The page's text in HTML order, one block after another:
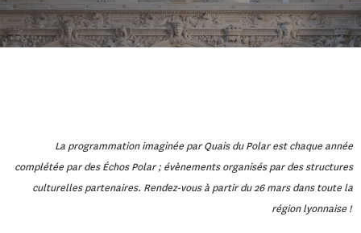
La programmation imaginée par Quais du Polar est chaque année
complétée par des Échos Polar ; évènements organisés par des structures
culturelles partenaires. Rendez-vous à partir du 26 mars dans toute la
région lyonnaise !